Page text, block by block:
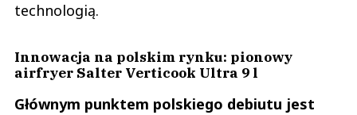
technologią.
Innowacja na polskim rynku: pionowy
airfryer Salter Verticook Ultra 9 l
Głównym punktem polskiego debiutu jest